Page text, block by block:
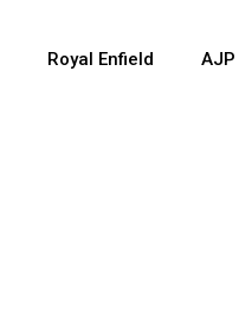
Royal Enfield AJP